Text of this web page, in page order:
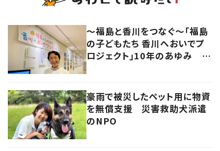
～福島と香川をつなぐ～「福島
の子どもたち 香川へおいでプ
ロジェクト」10年のあゆみ #
豪雨で被災したペット用に物資
を無償支援 災害救助犬派遣
のNPO